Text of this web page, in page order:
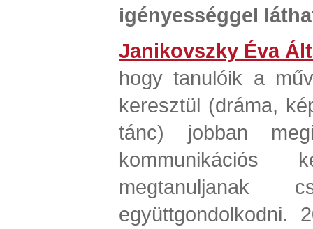
igényességgel
Janikovszky Éva
hogy tanulóik a
keresztül (dráma,
tánc) jobban
kommunikációs
megtanuljanak
együttgondolkodni.